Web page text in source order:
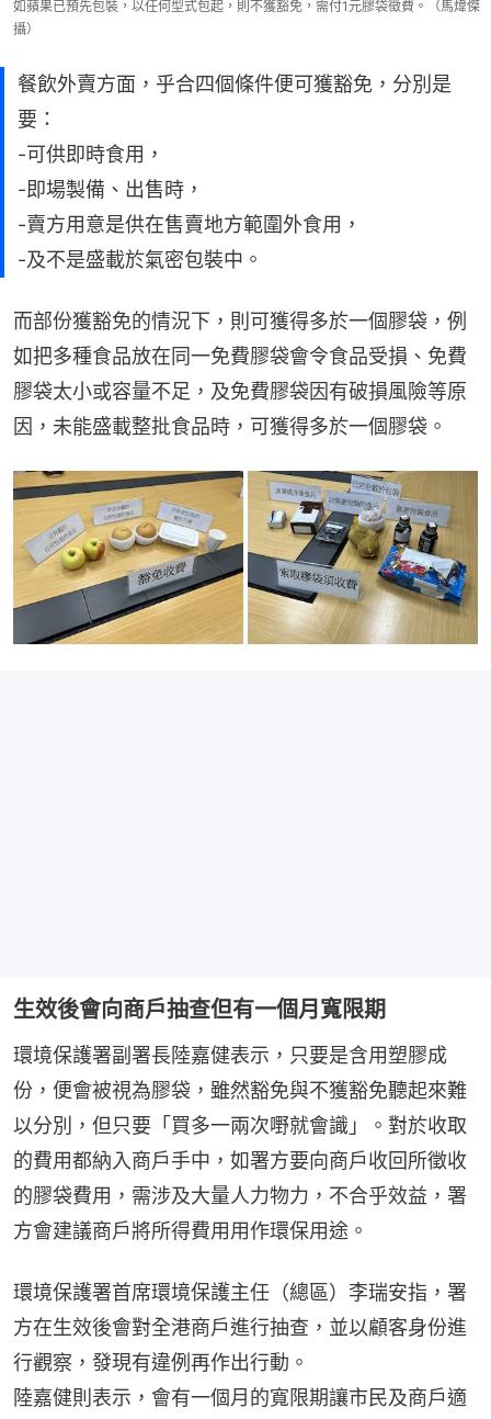
如蘋果已預先包裝，以任何型式包起，則不獲豁免，需付1元膠袋徵費。（馬煒傑
攝）
餐飲外賣方面，乎合四個條件便可獲豁免，分別是
要：
-可供即時食用，
-即場製備、出售時，
-賣方用意是供在售賣地方範圍外食用，
-及不是盛載於氣密包裝中。
而部份獲豁免的情況下，則可獲得多於一個膠袋，例
如把多種食品放在同一免費膠袋會令食品受損、免費
膠袋太小或容量不足，及免費膠袋因有破損風險等原
因，未能盛載整批食品時，可獲得多於一個膠袋。
生效後會向商戶抽查但有一個月寬限期
環境保護署副署長陸嘉健表示，只要是含用塑膠成
份，便會被視為膠袋，雖然豁免與不獲豁免聽起來難
以分別，但只要「買多一兩次嘢就會識」。對於收取
的費用都納入商戶手中，如署方要向商戶收回所徵收
的膠袋費用，需涉及大量人力物力，不合乎效益，署
方會建議商戶將所得費用用作環保用途。
環境保護署首席環境保護主任（總區）李瑞安指，署
方在生效後會對全港商戶進行抽查，並以顧客身份進
行觀察，發現有違例再作出行動。
陸嘉健則表示，會有一個月的寬限期讓市民及商戶適